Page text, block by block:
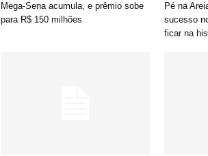
Mega-Sena acumula, e prêmio sobe
para R$ 150 milhões
Pé na
sucesso
ficar na